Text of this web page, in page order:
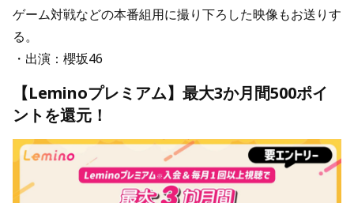
ゲーム対戦などの本番組用に撮り下ろした映像もお送りす
る。
・出演：櫻坂46
【Leminoプレミアム】最大3か月間500ポイ
ントを還元！